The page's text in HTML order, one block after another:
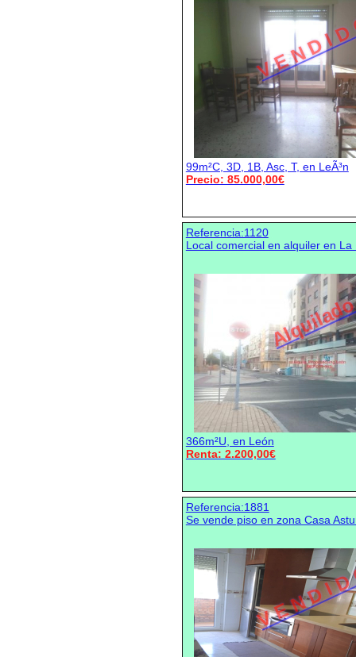
V E N D I
99m²C, 3D, 1B, Asc, T, en LeÃ³n
Precio: 85.000,00€
Referencia:1120
Local comercial en alquiler en La
366m²U, en León
Renta: 2.200,00€
Referencia:1881
Se vende piso en zona Casa
V E N D I